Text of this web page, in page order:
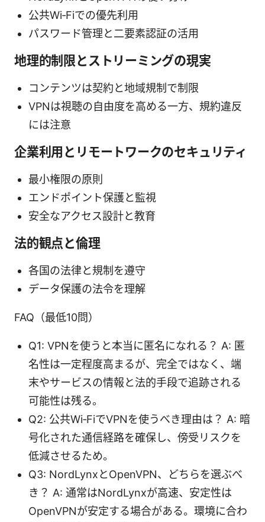
公共Wi‑Fiでの優先利用
パスワード管理と二要素認証の活用
地理的制限とストリーミングの現実
コンテンツは契約と地域規制で制限
VPNは視聴の自由度を高める一方、規約違反
には注意
企業利用とリモートワークのセキュリティ
最小権限の原則
エンドポイント保護と監視
安全なアクセス設計と教育
法的観点と倫理
各国の法律と規制を遵守
データ保護の法令を理解
FAQ（最低10問）
Q1: VPNを使うと本当に匿名になれる？ A: 匿
名性は一定程度高まるが、完全ではなく、端
末やサービスの情報と法的手段で追跡される
可能性は残る。
Q2: 公共Wi‑FiでVPNを使うべき理由は？ A: 暗
号化された通信経路を確保し、傍受リスクを
低減させるため。
Q3: NordLynxとOpenVPN、どちらを選ぶべ
き？ A: 通常はNordLynxが高速、安定性は
OpenVPNが安定する場合がある。環境に合わ